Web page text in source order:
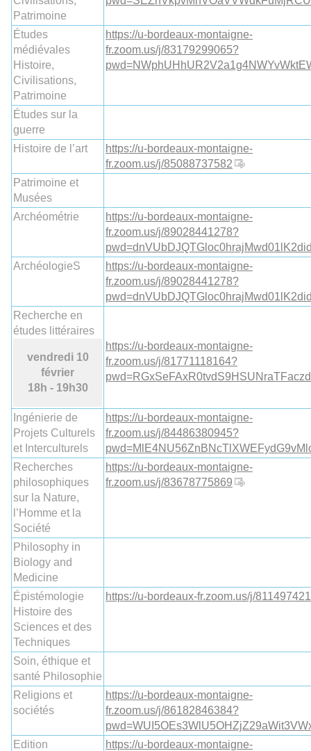
Patrimoine
Études
médiévales
Histoire,
Civilisations,
Patrimoine
https://u-bordeaux-montaigne-
fr.zoom.us/j/83179299065?
Études sur la
guerre
Histoire de l’art
https://u-bordeaux-montaigne-
fr.zoom.us/j/85088737582
Patrimoine et
Musées
Archéométrie
https://u-bordeaux-montaigne-
fr.zoom.us/j/89028441278?
ArchéologieS
https://u-bordeaux-montaigne-
fr.zoom.us/j/89028441278?
Recherche en
études littéraires
vendredi 10
février
18h - 19h30
https://u-bordeaux-montaigne-
fr.zoom.us/j/81771118164?
Ingénierie de
Projets Culturels
et Interculturels
https://u-bordeaux-montaigne-
fr.zoom.us/j/84486380945?
Recherches
philosophiques
sur la Nature,
l’Homme et la
Société
https://u-bordeaux-montaigne-
fr.zoom.us/j/83678775869
Philosophy in
Biology and
Medicine
Épistémologie
Histoire des
Sciences et des
Techniques
https://u-bordeaux-fr.zoom.us/j/
Soin, éthique et
santé Philosophie
Religions et
sociétés
https://u-bordeaux-montaigne-
fr.zoom.us/j/86182846384?
Edition
https://u-bordeaux-montaigne-